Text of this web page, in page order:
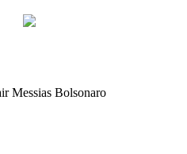
Messias Bolsonaro